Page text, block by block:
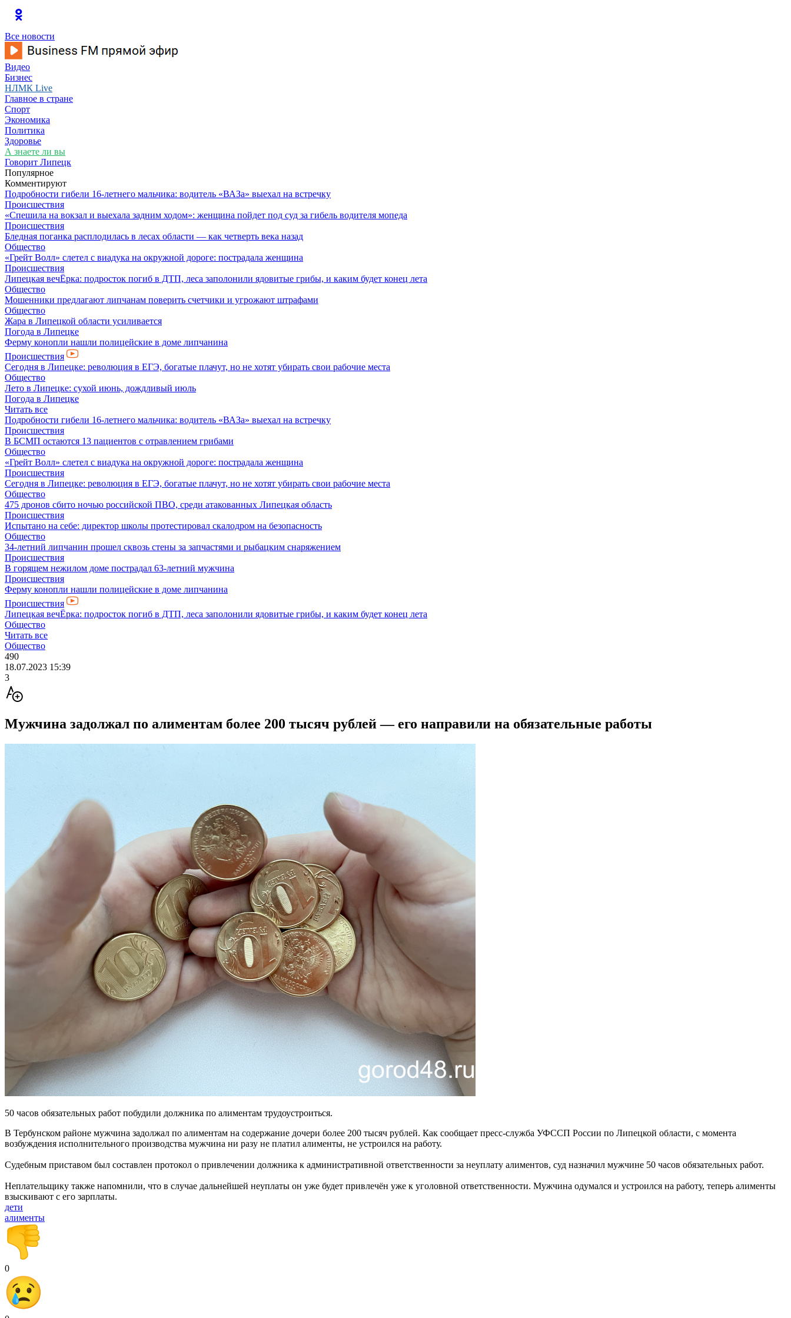
Все новости
Видео
Бизнес
НЛМК Live
Главное в стране
Спорт
Экономика
Политика
Здоровье
А знаете ли вы
Говорит Липецк
Популярное
Комментируют
Подробности гибели 16-летнего мальчика: водитель «ВАЗа» выехал на встречку
Происшествия
«Спешила на вокзал и выехала задним ходом»: женщина пойдет под суд за гибель водителя мопеда
Происшествия
Бледная поганка расплодилась в лесах области — как четверть века назад
Общество
«Грейт Волл» слетел с виадука на окружной дороге: пострадала женщина
Происшествия
Липецкая вечЁрка: подросток погиб в ДТП, леса заполонили ядовитые грибы, и каким будет конец лета
Общество
Мошенники предлагают липчанам поверить счетчики и угрожают штрафами
Общество
Жара в Липецкой области усиливается
Погода в Липецке
Ферму конопли нашли полицейские в доме липчанина
Происшествия
Сегодня в Липецке: революция в ЕГЭ, богатые плачут, но не хотят убирать свои рабочие места
Общество
Лето в Липецке: сухой июнь, дождливый июль
Погода в Липецке
Читать все
Подробности гибели 16-летнего мальчика: водитель «ВАЗа» выехал на встречку
Происшествия
В БСМП остаются 13 пациентов с отравлением грибами
Общество
«Грейт Волл» слетел с виадука на окружной дороге: пострадала женщина
Происшествия
Сегодня в Липецке: революция в ЕГЭ, богатые плачут, но не хотят убирать свои рабочие места
Общество
475 дронов сбито ночью российской ПВО, среди атакованных Липецкая область
Происшествия
Испытано на себе: директор школы протестировал скалодром на безопасность
Общество
34-летний липчанин прошел сквозь стены за запчастями и рыбацким снаряжением
Происшествия
В горящем нежилом доме пострадал 63-летний мужчина
Происшествия
Ферму конопли нашли полицейские в доме липчанина
Происшествия
Липецкая вечЁрка: подросток погиб в ДТП, леса заполонили ядовитые грибы, и каким будет конец лета
Общество
Читать все
Общество
490
18.07.2023 15:39
3
Мужчина задолжал по алиментам более 200 тысяч рублей — его направили на обязательные работы
50 часов обязательных работ побудили должника по алиментам трудоустроиться.
В Тербунском районе мужчина задолжал по алиментам на содержание дочери более 200 тысяч рублей. Как сообщает пресс-служба УФССП России по Липецкой области, с момента
возбуждения исполнительного производства мужчина ни разу не платил алименты, не устроился на работу.
Судебным приставом был составлен протокол о привлечении должника к административной ответственности за неуплату алиментов, суд назначил мужчине 50 часов обязательных работ.
Неплательщику также напомнили, что в случае дальнейшей неуплаты он уже будет привлечён уже к уголовной ответственности. Мужчина одумался и устроился на работу, теперь алименты
взыскивают с его зарплаты.
дети
алименты
0